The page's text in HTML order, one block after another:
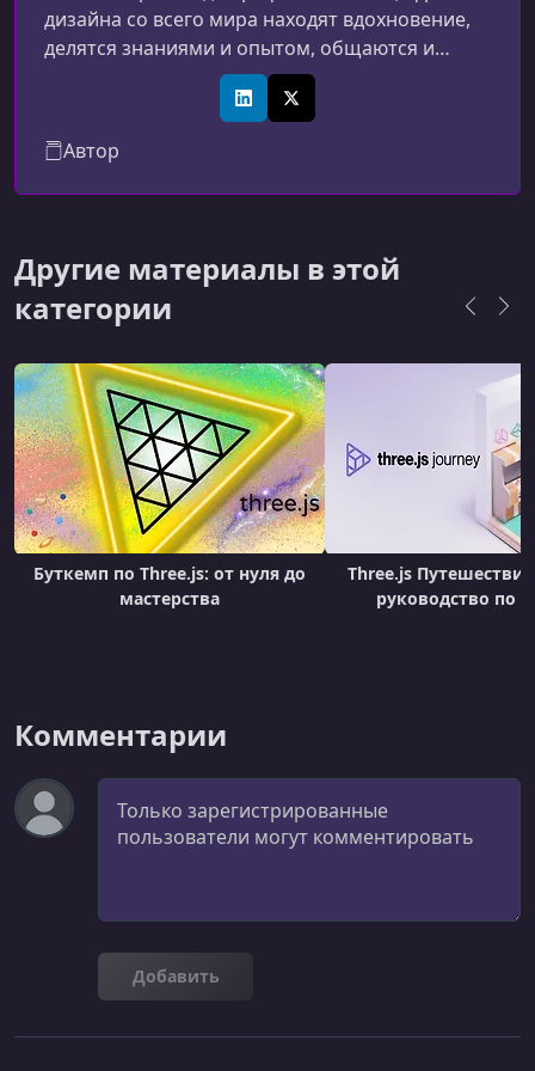
дизайна со всего мира находят вдохновение,
делятся знаниями и опытом, общаются и
делятся конструктивной и уважительной
критикой. «Всегда сомневаюсь», «всегда
LinkedInX (Twitter)
Автор
Другие материалы в этой
категории
Буткемп по Three.js: от нуля до
мастерства
Three.js
руководство по
Комментарии
Комментарий
Добавить